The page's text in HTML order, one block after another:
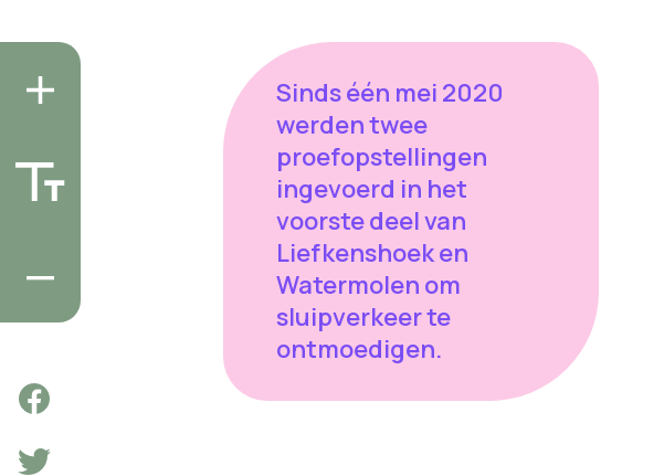
Sinds één mei 2020
werden twee
proefopstellingen
ingevoerd in het
voorste deel van
Liefkenshoek en
Watermolen om
sluipverkeer te
ontmoedigen.